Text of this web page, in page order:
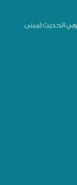
الحديث (مبنى